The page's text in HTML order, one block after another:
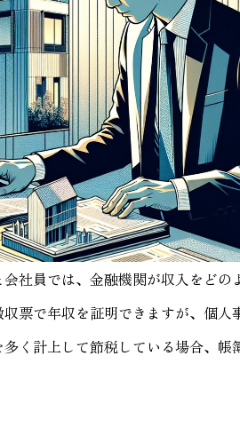
社員では、金融機関が収入をど
票で年収を証明できますが、個人
く計上して節税している場合、帳